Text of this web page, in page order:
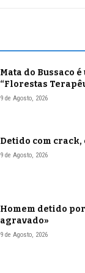
Mata do Bussaco
“Florestas
9 de Agosto, 2026
Detido com
9 de Agosto, 2026
Homem detido
agravado»
9 de Agosto, 2026